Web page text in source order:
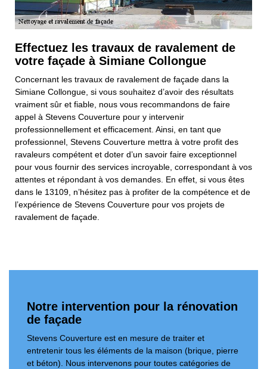
Effectuez les travaux de ravalement de
votre façade à Simiane Collongue
Concernant les travaux de ravalement de façade dans la
Simiane Collongue, si vous souhaitez d’avoir des résultats
vraiment sûr et fiable, nous vous recommandons de faire
appel à Stevens Couverture pour y intervenir
professionnellement et efficacement. Ainsi, en tant que
professionnel, Stevens Couverture mettra à votre profit des
ravaleurs compétent et doter d’un savoir faire exceptionnel
pour vous fournir des services incroyable, correspondant à vos
attentes et répondant à vos demandes. En effet, si vous êtes
dans le 13109, n’hésitez pas à profiter de la compétence et de
l’expérience de Stevens Couverture pour vos projets de
ravalement de façade.
Notre intervention pour la rénovation
de façade
Stevens Couverture est en mesure de traiter et
entretenir tous les éléments de la maison (brique, pierre
et béton). Nous intervenons pour toutes catégories de